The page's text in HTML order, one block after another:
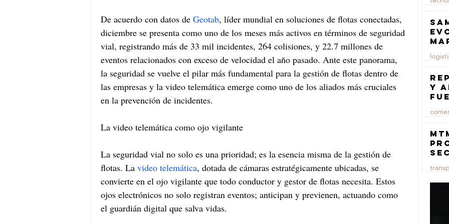
De acuerdo con datos de Geotab, líder mundial en soluciones de flotas conectadas,
diciembre se presenta como uno de los meses más activos en términos de seguridad
vial, registrando más de 33 mil incidentes, 264 colisiones, y 22.7 millones de
eventos relacionados con exceso de velocidad el año pasado. Ante este panorama,
la seguridad se vuelve el pilar más fundamental para la gestión de flotas dentro de
las empresas y la video telemática emerge como uno de los aliados más cruciales
en la prevención de incidentes.
La video telemática como ojo vigilante
La seguridad vial no solo es una prioridad; es la esencia misma de la gestión de
flotas. La video telemática, dotada de cámaras estratégicamente ubicadas, se
convierte en el ojo vigilante que todo conductor y gestor de flotas necesita. Estos
ojos electrónicos no solo registran eventos; anticipan y previenen, actuando como
el guardián digital que salva vidas.
23 jul
23 jul
y
23 jul